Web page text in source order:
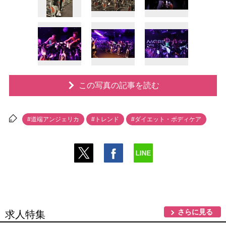
この写真の記事を読む
#道端アンジェリカ #トレンド #ダイエット・ボディケア
求人特集 さらに見る